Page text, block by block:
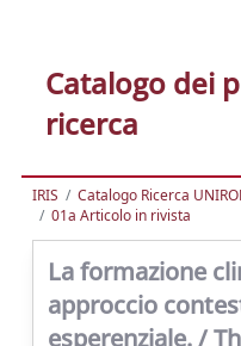
Catalogo dei
ricerca
IRIS Catalogo Ricerca
01a Articolo in rivista
La formazione
approccio
esperenziale. /